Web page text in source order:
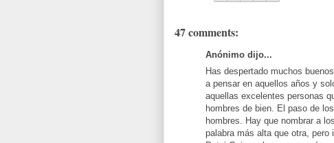
47 comments:
Anónimo dijo...
Has despertado muchos
a pensar en aquellos años y
aquellas excelentes personas
hombres de bien. El paso de
hombres. Hay que nombrar a
palabra más alta que otra,